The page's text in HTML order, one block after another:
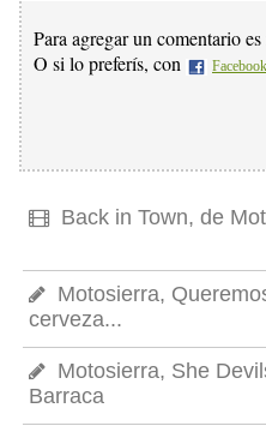
Para agregar un comentario
O si lo preferís, con Facebook
Back in Town, de
Motosierra,
cerveza...
Motosierra, She
Barraca